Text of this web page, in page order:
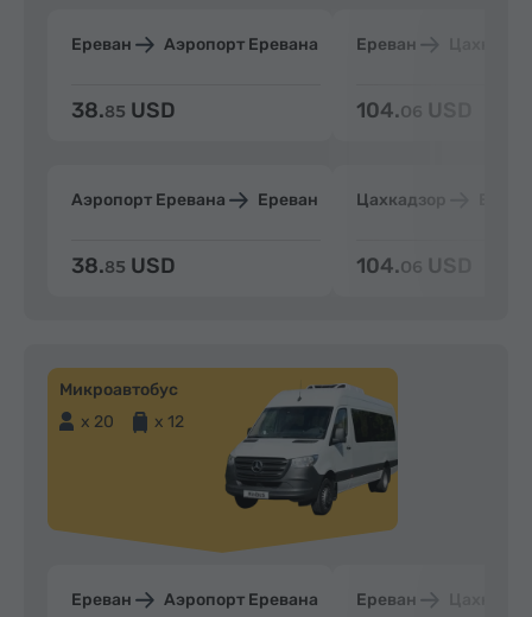
Ереван Аэропорт Еревана
38.85 USD
Аэропорт Еревана Ереван
38.85 USD
Ереван
104.06 USD
Цахкадзор
104.06 USD
Микроавтобус
x 20
x 12
Ереван Аэропорт Еревана Ереван